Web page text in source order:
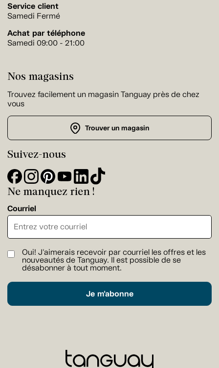
Service client
Samedi Fermé
Achat par téléphone
Samedi 09:00 - 21:00
Nos magasins
Trouvez facilement un magasin Tanguay près de chez
vous
Trouver un magasin
Suivez-nous
Ne manquez rien !
Courriel
Oui! J'aimerais recevoir par courriel les offres et les
nouveautés de Tanguay. Il est possible de se
désabonner à tout moment.
Je m'abonne